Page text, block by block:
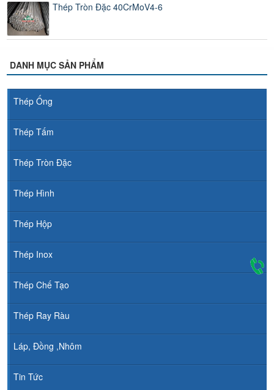
Thép Tròn Đặc 40CrMoV4-6
DANH MỤC SẢN PHẨM
Thép Ống
Thép Tấm
Thép Tròn Đặc
Thép Hình
Thép Hộp
Thép Inox
Thép Chế Tạo
Thép Ray Ràu
Láp, Đồng ,Nhôm
Tin Tức